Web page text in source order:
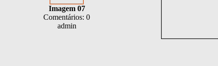
Imagem 07
Comentários: 0
admin